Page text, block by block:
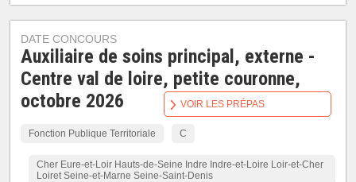
DATE CONCOURS
Auxiliaire de soins principal, externe -
Centre val de loire, petite couronne,
octobre 2026
Fonction Publique Territoriale C
Cher Eure-et-Loir Hauts-de-Seine Indre Indre-et-Loire Loir-et-Cher
Loiret Seine-et-Marne Seine-Saint-Denis
VOIR LES PRÉPAS